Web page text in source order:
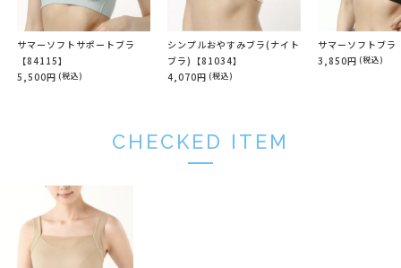
サマーソフトサポートブラ
【84115】
5,500円 (税込)
シンプルおやすみブラ(ナイト
ブラ)【81034】
4,070円 (税込)
サマーソフトブ
3,850円 (税込)
CHECKED ITEM